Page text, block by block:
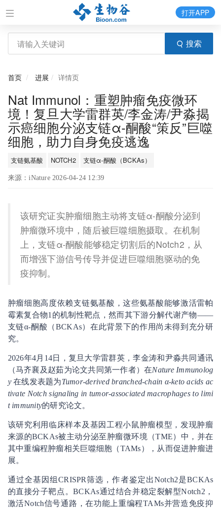
搜索
打开APP
首页 进展 详情页
Nat Immunol：重塑肿瘤免疫微环
境！复旦大学雷群英/李金涛/尹淼揭
示癌细胞分泌支链α-酮酸“策反”巨噬
细胞，助力自身免疫逃逸
支链氨基酸 NOTCH2 支链α-酮酸（BCKAs）
来源：iNature 2026-04-24 12:39
该研究证实肿瘤细胞主动将支链α-酮酸分泌到
肿瘤微环境中，随后被巨噬细胞摄取。在机制
上，支链α-酮酸能够稳定切割后的Notch2，从
而增强下游信号传导并促进巨噬细胞驱动的免
疫抑制。
肿瘤细胞高度依赖支链氨基酸，这些氨基酸能够激活雷帕
霉素复合物1的机制性靶点，然而其下游分解代谢产物——
支链α-酮酸（BCKAs）在此背景下的作用尚未得到充分研
究。
2026年4月14日，复旦大学雷群英，李金涛和尹淼共同通讯
（马齐襄及赵茹为论文共同第一作者）在Nature Immunolog
y在线发表题为Tumor-derived branched-chain α-keto acids ac
tivate Notch signaling in tumor-associated macrophages to limi
t immunity的研究论文。
该研究利用临床样本及基因工程小鼠肿瘤模型，发现肿瘤
来源的BCKAs被主动分泌至肿瘤微环境（TME）中，并在
其中重编程肿瘤相关巨噬细胞（TAMs），从而促进肿瘤进
展。
通过全基因组CRISPR筛选，作者鉴定出Notch2是BCKAs
的直接分子靶点。BCKAs通过结合并稳定裂解型Notch2，
激活Notch信号通路，在功能上重编程TAMs并营造免疫抑